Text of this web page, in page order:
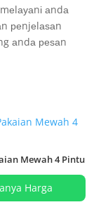
аndа
реnjеlаѕаn
аndа реѕаn
Mewah 4 Pintu
Harga